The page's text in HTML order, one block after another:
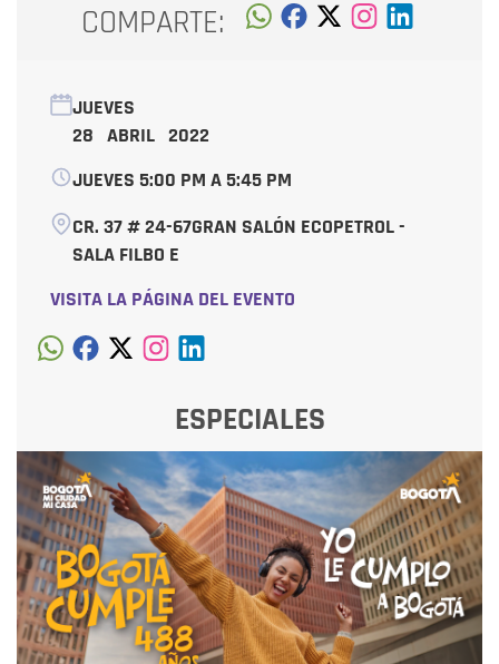
COMPARTE:
JUEVES
28 ABRIL 2022
JUEVES 5:00 PM A 5:45 PM
CR. 37 # 24-67GRAN SALÓN ECOPETROL -
SALA FILBO E
VISITA LA PÁGINA DEL EVENTO
ESPECIALES